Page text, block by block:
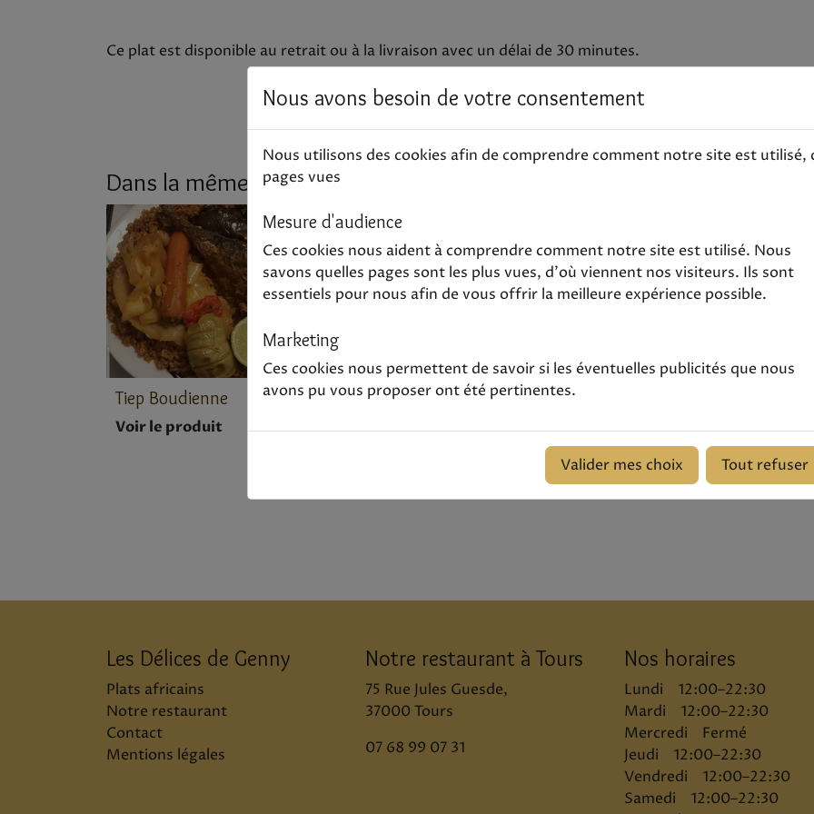
Ce plat est disponible au retrait ou à la livraison avec un délai de 30 minutes.
Dans la même collection
Tiep Boudienne
Voir le produit
Ailes De Poulet Frits Et Riz
Voir le produit
10.00 €
Voir le produit
Les Délices de Genny
Plats africains
Notre restaurant
Contact
Mentions légales
Notre restaurant à Tours
75 Rue Jules Guesde,
37000 Tours
07 68 99 07 31
Nos horaires
Lundi 12:00–22:30
Mardi 12:00–22:30
Mercredi Fermé
Jeudi 12:00–22:30
Vendredi 12:00–22:30
Samedi 12:00–22:30
Nous avons besoin de votre consentement
Nous utilisons des cookies afin de comprendre comment notre site est utilisé,
pages vues
Mesure d'audience
Ces cookies nous aident à comprendre comment notre site est utilisé. Nous
savons quelles pages sont les plus vues, d'où viennent nos visiteurs. Ils sont
essentiels pour nous afin de vous offrir la meilleure expérience possible.
Marketing
Ces cookies nous permettent de savoir si les éventuelles publicités que nous
avons pu vous proposer ont été pertinentes.
Valider mes choix Tout refuser